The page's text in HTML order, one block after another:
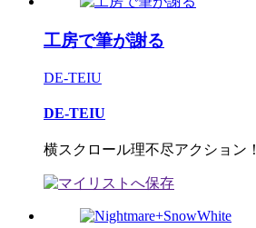
工房で筆が謝る
DE-TEIU
DE-TEIU
横スクロール理不尽アクション！